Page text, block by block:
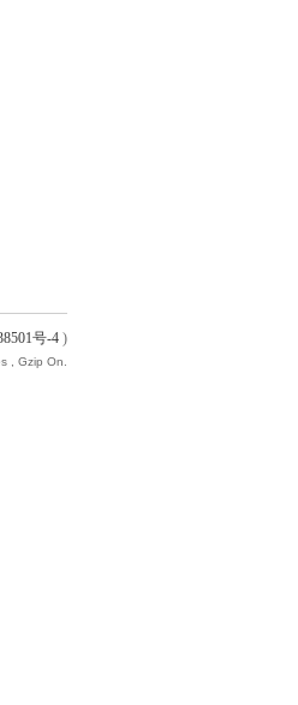
号-4 )
, Gzip On.